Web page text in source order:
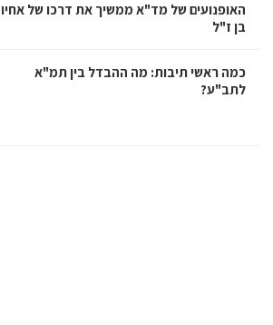
האופנועים של מד"א ממשיך את דרכו של אחיו
בן ז"ל
כמה ראשי תיבות: מה ההבדל בין תמ"א
לתב"ע?